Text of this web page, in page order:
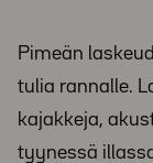
Pimeän
tulia rannalle.
kajakkeja,
tyynessä